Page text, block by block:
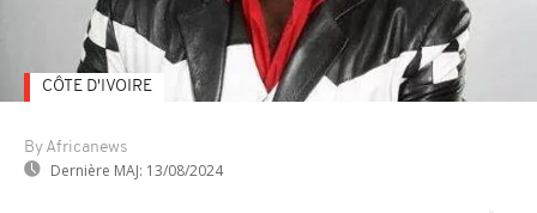
By Africanews
Dernière MAJ: 13/08/2024
CÔTE D'IVOIRE